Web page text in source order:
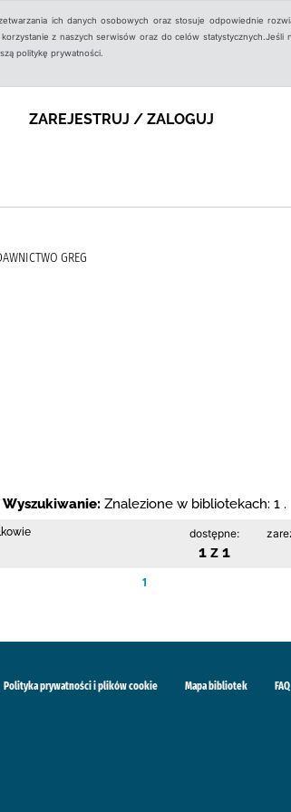
ich danych osobowych oraz stosuje odpowiednie
z naszych serwisów oraz do celów statystycznych.Jeśli
politykę prywatności.
ZAREJESTRUJ / ZALOGUJ
GREG
Wyszukiwanie: Znalezione w bibliotekach: 1 .
dostępne:
1 z 1
1
Polityka prywatności i plików cookie Mapa bibliotek FAQ